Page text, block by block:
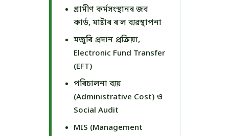
গ্ৰামীণ কৰ্মসংস্থানৰ জব
কাৰ্ড, মাষ্টাৰ ৰ'ল ব্যৱস্থাপনা
মজুৰি প্ৰদান প্ৰক্ৰিয়া,
Electronic Fund Transfer
(EFT)
পৰিচালনা ব্যয়
(Administrative Cost) ও
Social Audit
MIS (Management